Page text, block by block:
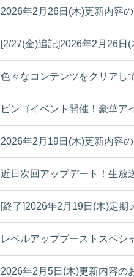
2026年2月26日(木)更新内容
[2/27(金)追記]2026年2月26日
色々なコンテンツをクリアし
ビンゴイベント開催！豪華ア
2026年2月19日(木)更新内容
近日次回アップデート！生放
[終了]2026年2月19日(木)定期
レベルアップブーストスペシ
2026年2月5日(木)更新内容の